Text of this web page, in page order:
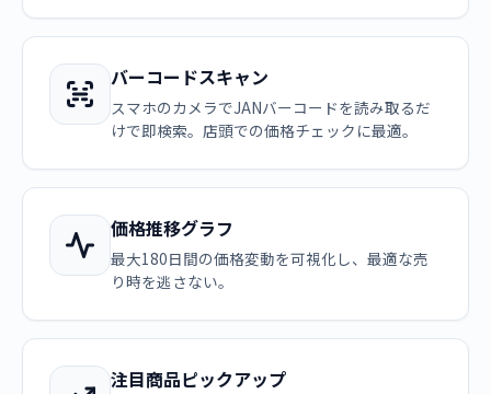
バーコードスキャン
スマホのカメラでJANバーコードを読み取るだ
けで即検索。店頭での価格チェックに最適。
価格推移グラフ
最大180日間の価格変動を可視化し、最適な売
り時を逃さない。
注目商品ピックアップ